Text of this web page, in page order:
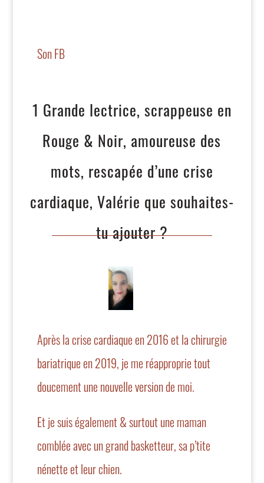
Son FB
1 Grande lectrice, scrappeuse en
Rouge & Noir, amoureuse des
mots, rescapée d’une crise
cardiaque, Valérie que souhaites-
tu ajouter ?
Après la crise cardiaque en 2016 et la chirurgie
bariatrique en 2019, je me réapproprie tout
doucement une nouvelle version de moi.
Et je suis également & surtout une maman
comblée avec un grand basketteur, sa p’tite
nénette et leur chien.